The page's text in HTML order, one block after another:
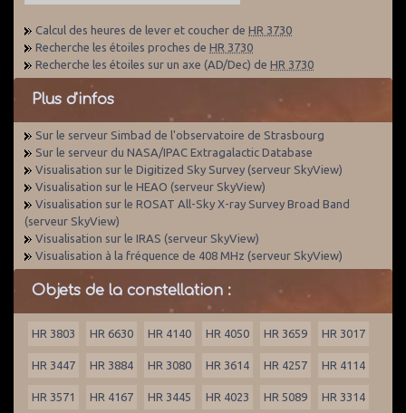
Calcul des heures de lever et coucher de HR 3730
Recherche les étoiles proches de HR 3730
Recherche les étoiles sur un axe (AD/Dec) de HR 3730
Plus d'infos
Sur le serveur Simbad de l'observatoire de Strasbourg
Sur le serveur du NASA/IPAC Extragalactic Database
Visualisation sur le Digitized Sky Survey (serveur SkyView)
Visualisation sur le HEAO (serveur SkyView)
Visualisation sur le ROSAT All-Sky X-ray Survey Broad Band
(serveur SkyView)
Visualisation sur le IRAS (serveur SkyView)
Visualisation à la fréquence de 408 MHz (serveur SkyView)
Objets de la constellation :
HR 3803 HR 6630 HR 4140 HR 4050 HR 3659 HR 3017
HR 3447 HR 3884 HR 3080 HR 3614 HR 4257 HR 4114
HR 3571 HR 4167 HR 3445 HR 4023 HR 5089 HR 3314